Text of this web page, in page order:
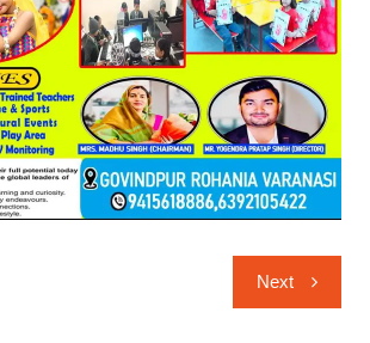
Next